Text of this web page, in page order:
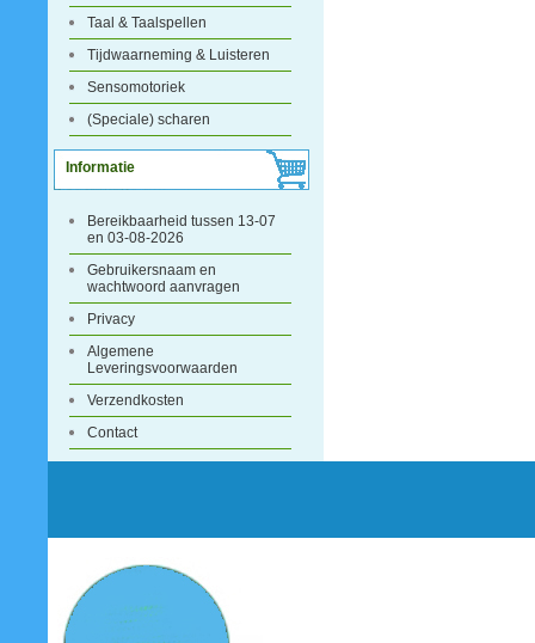
Taal & Taalspellen
Tijdwaarneming & Luisteren
Sensomotoriek
(Speciale) scharen
Informatie
Bereikbaarheid tussen 13-07
en 03-08-2026
Gebruikersnaam en
wachtwoord aanvragen
Privacy
Algemene
Leveringsvoorwaarden
Verzendkosten
Contact